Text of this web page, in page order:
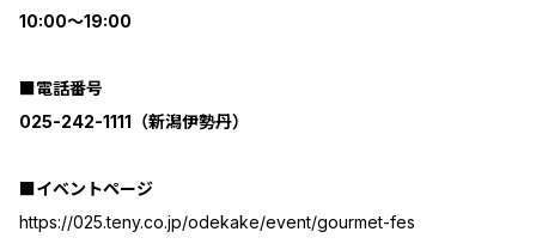
10:00～19:00
■電話番号
025-242-1111（新潟伊勢丹）
■イベントページ
https://025.teny.co.jp/odekake/event/gourmet-fes